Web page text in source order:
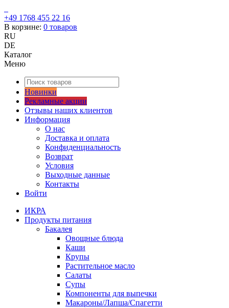
+49 1768 455 22 16
В корзине: 0 товаров
RU
DE
Каталог
Меню
Новинки
Рекламные акции
Отзывы наших клиентов
Информация
О нас
Доставка и оплата
Конфиденциальность
Возврат
Условия
Выходные данные
Контакты
Войти
ИКРА
Продукты питания
Бакалея
Овощные блюда
Каши
Крупы
Растительное масло
Салаты
Супы
Компоненты для выпечки
Макароны/Лапша/Спагетти